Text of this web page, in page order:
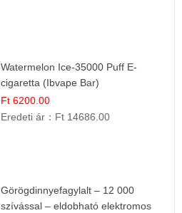
Watermelon Ice-35000 Puff E-
cigaretta (Ibvape Bar)
Ft 6200.00
Eredeti ár： Ft 14686.00
Görögdinnyefagylalt – 12 000
szívással – eldobható elektromos